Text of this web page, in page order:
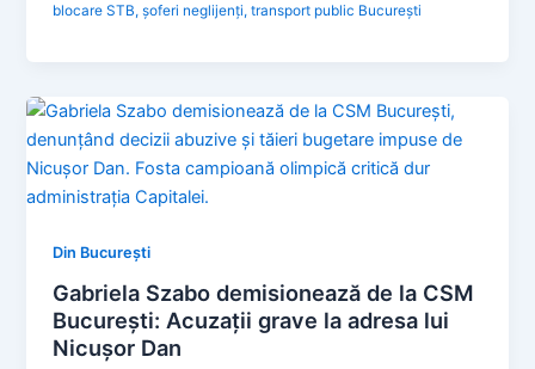
blocare STB,șoferi neglijenți,transport public București
Din București
Gabriela Szabo demisionează de la CSM
București: Acuzații grave la adresa lui
Nicușor Dan